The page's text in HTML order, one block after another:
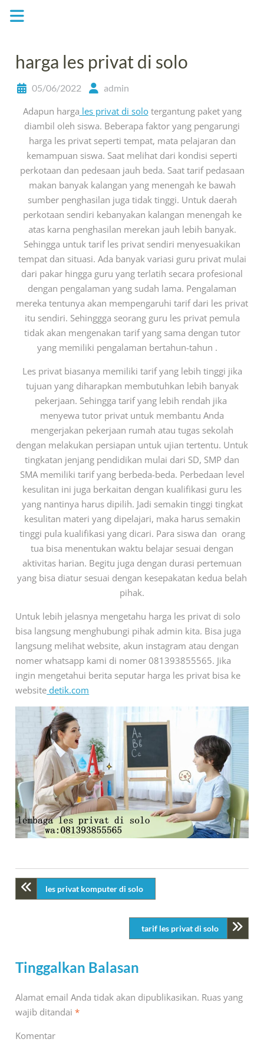
harga les privat di solo
05/06/2022 admin
Adapun harga les privat di solotergantung paket yang
diambil oleh siswa. Beberapa faktor yang pengarungi
harga les privat seperti tempat, mata pelajaran dan
kemampuan siswa. Saat melihat dari kondisi seperti
perkotaan dan pedesaan jauh beda. Saat tarif pedasaan
makan banyak kalangan yang menengah ke bawah
sumber penghasilan juga tidak tinggi. Untuk daerah
perkotaan sendiri kebanyakan kalangan menengah ke
atas karna penghasilan merekan jauh lebih banyak.
Sehingga untuk tarif les privat sendiri menyesuakikan
tempat dan situasi. Ada banyak variasi guru privat mulai
dari pakar hingga guru yang terlatih secara profesional
dengan pengalaman yang sudah lama. Pengalaman
mereka tentunya akan mempengaruhi tarif dari les privat
itu sendiri. Sehinggga seorang guru les privat pemula
tidak akan mengenakan tarif yang sama dengan tutor
yang memiliki pengalaman bertahun-tahun .
Les privat biasanya memiliki tarif yang lebih tinggi jika
tujuan yang diharapkan membutuhkan lebih banyak
pekerjaan. Sehingga tarif yang lebih rendah jika
menyewa tutor privat untuk membantu Anda
mengerjakan pekerjaan rumah atau tugas sekolah
dengan melakukan persiapan untuk ujian tertentu. Untuk
tingkatan jenjang pendidikan mulai dari SD, SMP dan
SMA memiliki tarif yang berbeda-beda. Perbedaan level
kesulitan ini juga berkaitan dengan kualifikasi guru les
yang nantinya harus dipilih. Jadi semakin tinggi tingkat
kesulitan materi yang dipelajari, maka harus semakin
tinggi pula kualifikasi yang dicari. Para siswa dan orang
tua bisa menentukan waktu belajar sesuai dengan
aktivitas harian. Begitu juga dengan durasi pertemuan
yang bisa diatur sesuai dengan kesepakatan kedua belah
pihak.
Untuk lebih jelasnya mengetahu harga les privat di solo
bisa langsung menghubungi pihak admin kita. Bisa juga
langsung melihat website, akun instagram atau dengan
nomer whatsapp kami di nomer 081393855565. Jika
ingin mengetahui berita seputar harga les privat bisa ke
website detik.com
les privat komputer di solo
tarif les privat di solo
Tinggalkan Balasan
Alamat email Anda tidak akan dipublikasikan. Ruas yang
wajib ditandai*
Komentar